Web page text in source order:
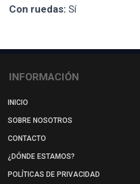
Con ruedas: Sí
INFORMACIÓN
INICIO
SOBRE NOSOTROS
CONTACTO
¿DÓNDE ESTAMOS?
POLÍTICAS DE PRIVACIDAD